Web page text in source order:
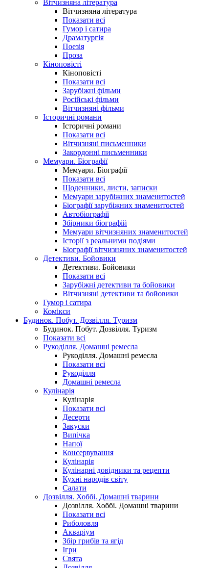
Вітчизняна література
Вітчизняна література
Показати всі
Гумор і сатира
Драматургія
Поезія
Проза
Кіноповісті
Кіноповісті
Показати всі
Зарубіжні фільми
Російські фільми
Вітчизняні фільми
Історичні романи
Історичні романи
Показати всі
Вітчизняні письменники
Закордонні письменники
Мемуари. Біографії
Мемуари. Біографії
Показати всі
Щоденники, листи, записки
Мемуари зарубіжних знаменитостей
Біографії зарубіжних знаменитостей
Автобіографії
Збірники біографій
Мемуари вітчизняних знаменитостей
Історії з реальними подіями
Біографії вітчизняних знаменитостей
Детективи. Бойовики
Детективи. Бойовики
Показати всі
Зарубіжні детективи та бойовики
Вітчизняні детективи та бойовики
Гумор і сатира
Комікси
Будинок. Побут. Дозвілля. Туризм
Будинок. Побут. Дозвілля. Туризм
Показати всі
Рукоділля. Домашні ремесла
Рукоділля. Домашні ремесла
Показати всі
Рукоділля
Домашні ремесла
Кулінарія
Кулінарія
Показати всі
Десерти
Закуски
Випічка
Напої
Консервування
Кулінарія
Кулінарні довідники та рецепти
Кухні народів світу
Салати
Дозвілля. Хоббі. Домашні тварини
Дозвілля. Хоббі. Домашні тварини
Показати всі
Риболовля
Акваріум
Збір грибів та ягід
Ігри
Свята